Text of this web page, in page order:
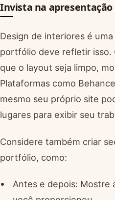
Invista na apresentação
Design de interiores é
portfólio deve refletir isso.
que o layout seja limpo,
Plataformas como
mesmo seu próprio site
lugares para exibir seu
Considere também criar
portfólio, como:
Antes e depois: Mostre